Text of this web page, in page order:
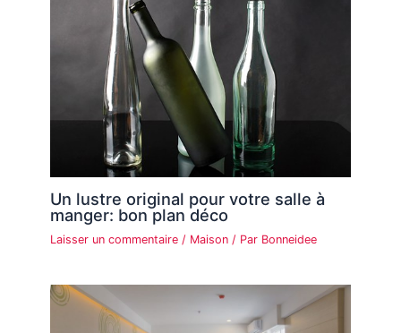
Un lustre original pour votre salle à
manger: bon plan déco
Laisser un commentaire / Maison / Par Bonneidee